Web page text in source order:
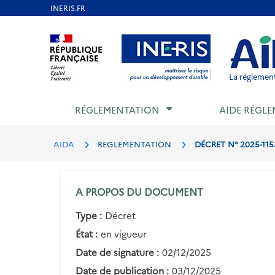
Aller au contenu Aller au menu Aller au
La
RÉGLEMENTATION AIDE
AIDA REGLEMENTATION DÉCRET N° 2025-
A PROPOS DU DOCUMENT
Type : Décret
État : en vigueur
Date de signature : 02/12/2025
Date de publication : 03/12/2025